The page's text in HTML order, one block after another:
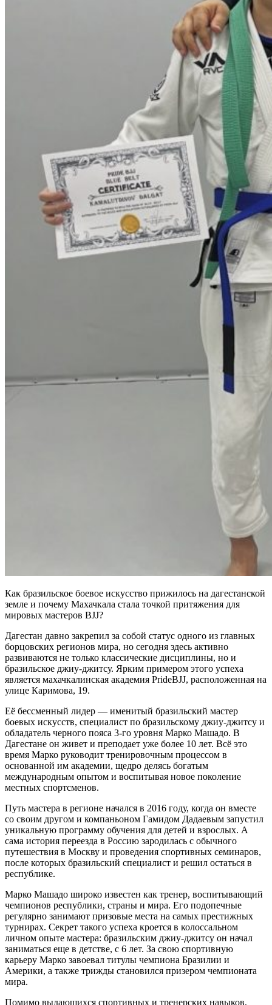
Как бразильское боевое искусство прижилось на дагестанской
земле и почему Махачкала стала точкой притяжения для
мировых мастеров BJJ?
Дагестан давно закрепил за собой статус одного из главных
борцовских регионов мира, но сегодня здесь активно
развиваются не только классические дисциплины, но и
бразильское джиу-джитсу. Ярким примером этого успеха
является махачкалинская академия PrideBJJ, расположенная на
улице Каримова, 19.
Её бессменный лидер — именитый бразильский мастер
боевых искусств, специалист по бразильскому джиу-джитсу и
обладатель черного пояса 3-го уровня Марко Машадо. В
Дагестане он живет и преподает уже более 10 лет. Всё это
время Марко руководит тренировочным процессом в
основанной им академии, щедро делясь богатым
международным опытом и воспитывая новое поколение
местных спортсменов.
Путь мастера в регионе начался в 2016 году, когда он вместе
со своим другом и компаньоном Гамидом Дадаевым запустил
уникальную программу обучения для детей и взрослых. А
сама история переезда в Россию зародилась с обычного
путешествия в Москву и проведения спортивных семинаров,
после которых бразильский специалист и решил остаться в
республике.
Марко Машадо широко известен как тренер, воспитывающий
чемпионов республики, страны и мира. Его подопечные
регулярно занимают призовые места на самых престижных
турнирах. Секрет такого успеха кроется в колоссальном
личном опыте мастера: бразильским джиу-джитсу он начал
заниматься еще в детстве, с 6 лет. За свою спортивную
карьеру Марко завоевал титулы чемпиона Бразилии и
Америки, а также трижды становился призером чемпионата
мира.
Помимо выдающихся спортивных и тренерских навыков,